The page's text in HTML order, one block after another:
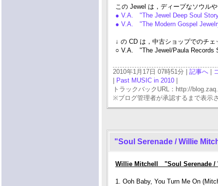
この Jewel は，ディープなソウル
● V.A. "The Jewel Deep Soul
● V.A. "The Modern Gospel
↓ の CD は，中古ショップでのチ
○ V.A. "The Jewel/Paula Records
2010年1月17日 07時51分 | 記事へ
Past MUSIC in 2010
トラックバックURL：http://
※ブログ管理者が承認するまで表示
"Soul Serenade / Willie
Willie Mitchell "Soul Serenade
1. Ooh Baby, You Turn Me On